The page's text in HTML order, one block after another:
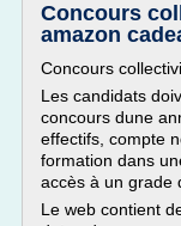
Concours
amazon
Concours
Les candidats
concours dune
effectifs, compte
formation dans
accès à un grade
Le web contient